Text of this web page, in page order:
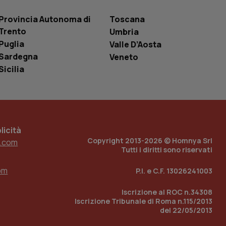
Autonoma di
Toscana
Umbria
Valle D’Aosta
Veneto
Copyright 2013-2026 © Homnya Srl
Tutti i diritti sono riservati
P.I. e C.F. 13026241003
Iscrizione al ROC n.34308
Iscrizione Tribunale di Roma n.115/2013
del 22/05/2013
in cui viene
il sito, ma un
di accesso per
Analytics
per mantenere
del sito web sta
di
traccia
incorporati
del sito web sta